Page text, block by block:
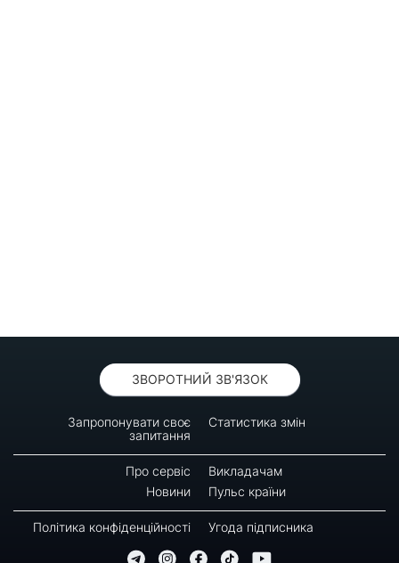
ЗВОРОТНИЙ ЗВ'ЯЗОК
Запропонувати своє
запитання
Статистика змін
Про сервіс
Викладачам
Новини
Пульс країни
Політика конфіденційності Угода підписника